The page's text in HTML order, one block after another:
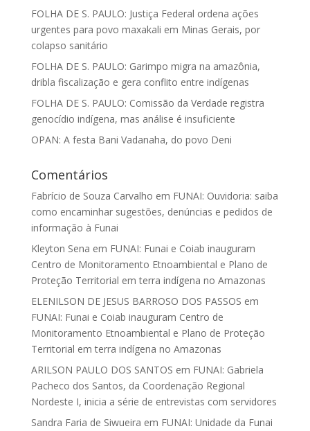
FOLHA DE S. PAULO: Justiça Federal ordena ações
urgentes para povo maxakali em Minas Gerais, por
colapso sanitário
FOLHA DE S. PAULO: Garimpo migra na amazônia,
dribla fiscalização e gera conflito entre indígenas
FOLHA DE S. PAULO: Comissão da Verdade registra
genocídio indígena, mas análise é insuficiente
OPAN: A festa Bani Vadanaha, do povo Deni
Comentários
Fabrício de Souza Carvalho em FUNAI: Ouvidoria: saiba
como encaminhar sugestões, denúncias e pedidos de
informação à Funai
Kleyton Sena em FUNAI: Funai e Coiab inauguram
Centro de Monitoramento Etnoambiental e Plano de
Proteção Territorial em terra indígena no Amazonas
ELENILSON DE JESUS BARROSO DOS PASSOS em
FUNAI: Funai e Coiab inauguram Centro de
Monitoramento Etnoambiental e Plano de Proteção
Territorial em terra indígena no Amazonas
ARILSON PAULO DOS SANTOS em FUNAI: Gabriela
Pacheco dos Santos, da Coordenação Regional
Nordeste I, inicia a série de entrevistas com servidores
Sandra Faria de Siwueira em FUNAI: Unidade da Funai